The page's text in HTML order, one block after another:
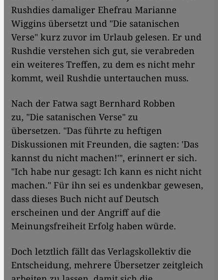
Rushdies damaliger Ehefrau Marianne
Wiggins übersetzt und "Die satanischen
Verse" kurz zuvor im Urlaub gelesen. Er und
Rushdie verstehen sich gut, sie verabreden
ein weiteres Treffen, zu dem es nicht mehr
kommt, weil Rushdie untertauchen muss.
Nach der Fatwa sagt Bernhard Robben
zu, "Die satanischen Verse" zu
übersetzen. "Das führte zu heftigen
Diskussionen mit Freunden, die sagten: 'Das
kannst du nicht machen!'", erinnert er sich.
"Ich habe nur gesagt: Ich kann es nicht nicht
machen." Für ihn sei es undenkbar gewesen,
dass dieses Buch nicht auf Deutsch
erscheinen und der Angriff auf die
Meinungsfreiheit Erfolg haben würde.
Doch letztlich fällt das Verlagskollektiv die
Entscheidung, mehrere Übersetzer zeitgleich